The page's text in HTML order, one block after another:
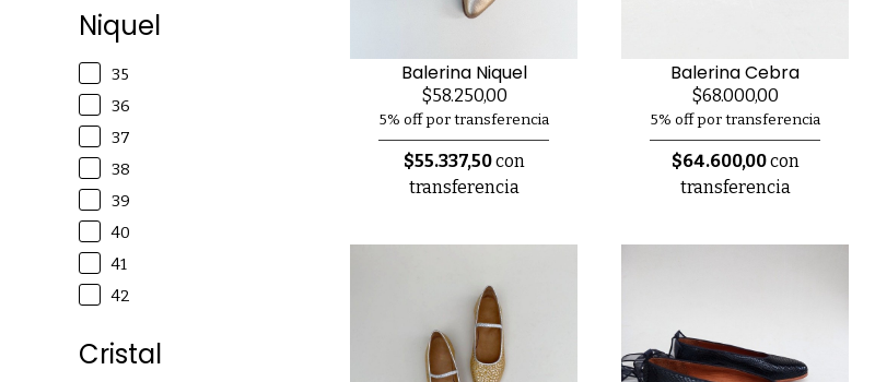
Niquel
35
36
37
38
39
40
41
42
Cristal
Balerina Niquel
$58.250,00
5% off por transferencia
$55.337,50con
transferencia
Balerina Cebra
$68.000,00
5% off por transferencia
$64.600,00con
transferencia